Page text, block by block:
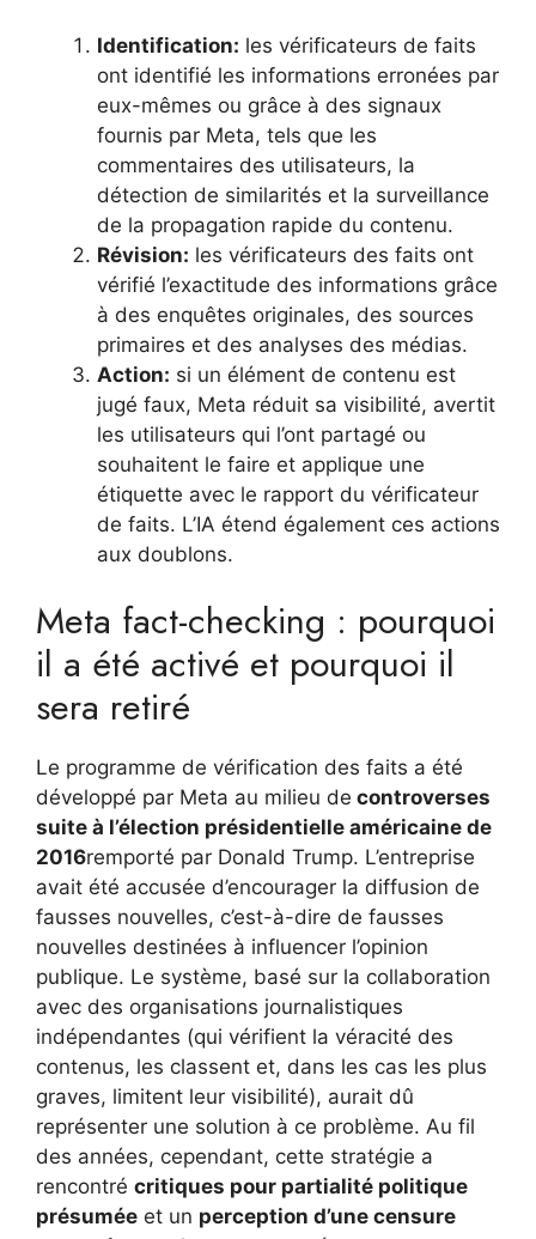
Identification: les vérificateurs de faits
ont identifié les informations erronées par
eux-mêmes ou grâce à des signaux
fournis par Meta, tels que les
commentaires des utilisateurs, la
détection de similarités et la surveillance
de la propagation rapide du contenu.
Révision: les vérificateurs des faits ont
vérifié l’exactitude des informations grâce
à des enquêtes originales, des sources
primaires et des analyses des médias.
Action: si un élément de contenu est
jugé faux, Meta réduit sa visibilité, avertit
les utilisateurs qui l’ont partagé ou
souhaitent le faire et applique une
étiquette avec le rapport du vérificateur
de faits. L’IA étend également ces actions
aux doublons.
Meta fact-checking : pourquoi
il a été activé et pourquoi il
sera retiré
Le programme de vérification des faits a été
développé par Meta au milieu de controverses
suite à l’élection présidentielle américaine de
2016remporté par Donald Trump. L’entreprise
avait été accusée d’encourager la diffusion de
fausses nouvelles, c’est-à-dire de fausses
nouvelles destinées à influencer l’opinion
publique. Le système, basé sur la collaboration
avec des organisations journalistiques
indépendantes (qui vérifient la véracité des
contenus, les classent et, dans les cas les plus
graves, limitent leur visibilité), aurait dû
représenter une solution à ce problème. Au fil
des années, cependant, cette stratégie a
rencontré critiques pour partialité politique
présumée et un perception d’une censure